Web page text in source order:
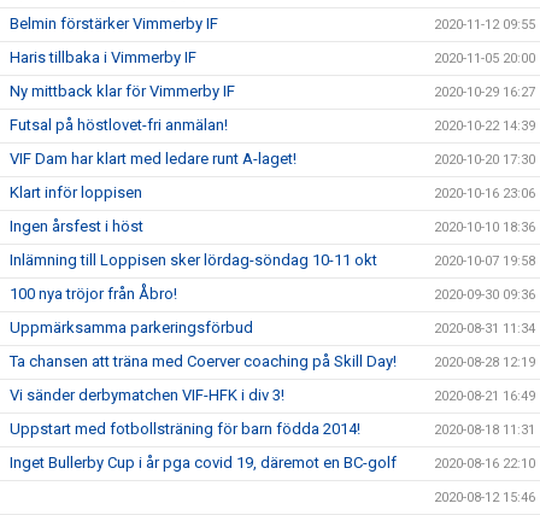
Belmin förstärker Vimmerby IF 2020-11-12 09:55
Haris tillbaka i Vimmerby IF 2020-11-05 20:00
Ny mittback klar för Vimmerby IF 2020-10-29 16:27
Futsal på höstlovet-fri anmälan! 2020-10-22 14:39
VIF Dam har klart med ledare runt A-laget! 2020-10-20 17:30
Klart inför loppisen 2020-10-16 23:06
Ingen årsfest i höst 2020-10-10 18:36
Inlämning till Loppisen sker lördag-söndag 10-11 okt 2020-10-07 19:58
100 nya tröjor från Åbro! 2020-09-30 09:36
Uppmärksamma parkeringsförbud 2020-08-31 11:34
Ta chansen att träna med Coerver coaching på Skill Day! 2020-08-28 12:19
Vi sänder derbymatchen VIF-HFK i div 3! 2020-08-21 16:49
Uppstart med fotbollsträning för barn födda 2014! 2020-08-18 11:31
Inget Bullerby Cup i år pga covid 19, däremot en BC-golf 2020-08-16 22:10
2020-08-12 15:46